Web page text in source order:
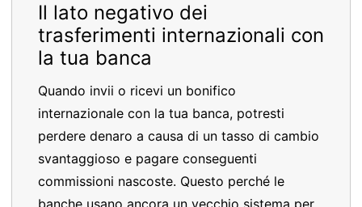
Il lato negativo dei
trasferimenti internazionali con
la tua banca
Quando invii o ricevi un bonifico
internazionale con la tua banca, potresti
perdere denaro a causa di un tasso di cambio
svantaggioso e pagare conseguenti
commissioni nascoste. Questo perché le
banche usano ancora un vecchio sistema per